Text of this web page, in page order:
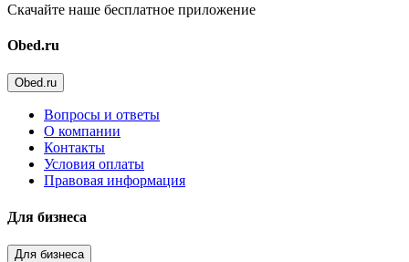
Скачайте наше бесплатное приложение
Obed.ru
Obed.ru
Вопросы и ответы
О компании
Контакты
Условия оплаты
Правовая информация
Для бизнеса
Для бизнеса